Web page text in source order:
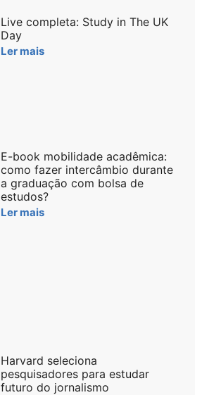
Live completa: Study in The UK
Day
Ler mais
E-book mobilidade acadêmica:
como fazer intercâmbio durante
a graduação com bolsa de
estudos?
Ler mais
Harvard seleciona
pesquisadores para estudar
futuro do jornalismo